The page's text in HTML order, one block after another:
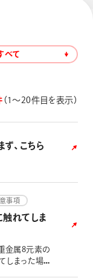
べて
（1〜20件目を表示）
、こちら
事項
触れてしま
金属8元素の
しまった場合